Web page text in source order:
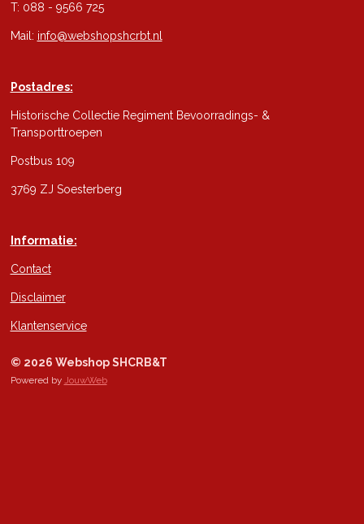
T: 088 - 9566 725
Mail: info@webshopshcrbt.nl
Postadres:
Historische Collectie Regiment Bevoorradings- &
Transporttroepen
Postbus 109
3769 ZJ Soesterberg
Informatie:
Contact
Disclaimer
Klantenservice
© 2026 Webshop SHCRB&T
Powered by JouwWeb